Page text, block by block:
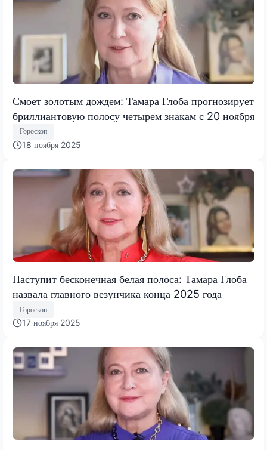
Смоет золотым дождем: Тамара Глоба прогнозирует
бриллиантовую полосу четырем знакам с 20 ноября
Гороскоп
18 ноября 2025
Наступит бесконечная белая полоса: Тамара Глоба
назвала главного везунчика конца 2025 года
Гороскоп
17 ноября 2025